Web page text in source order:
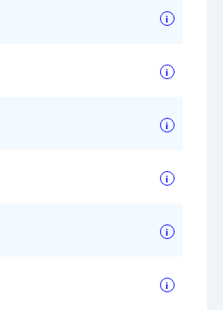
i
i
i
i
i
i